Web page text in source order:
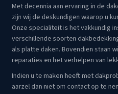
Met decennia aan ervaring in de
zijn wij de deskundigen waarop u
Onze specialiteit is het vakkundig
verschillende soorten
als platte daken. Bovendien staan
reparaties en het verhelpen van
Indien u te maken heeft met
aarzel dan niet om contact op te